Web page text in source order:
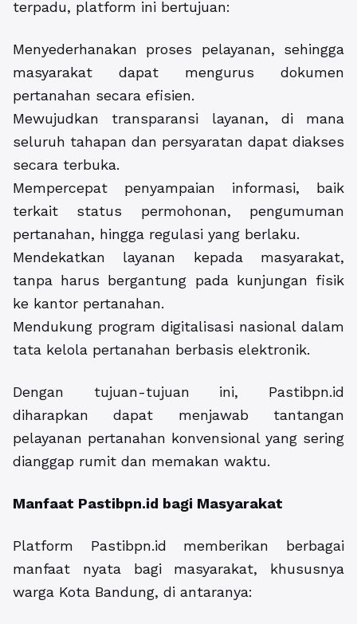
terpadu, platform ini bertujuan:
Menyederhanakan proses pelayanan, sehingga
masyarakat dapat mengurus dokumen
pertanahan secara efisien.
Mewujudkan transparansi layanan, di mana
seluruh tahapan dan persyaratan dapat diakses
secara terbuka.
Mempercepat penyampaian informasi, baik
terkait status permohonan, pengumuman
pertanahan, hingga regulasi yang berlaku.
Mendekatkan layanan kepada masyarakat,
tanpa harus bergantung pada kunjungan fisik
ke kantor pertanahan.
Mendukung program digitalisasi nasional dalam
tata kelola pertanahan berbasis elektronik.
Dengan tujuan-tujuan ini, Pastibpn.id
diharapkan dapat menjawab tantangan
pelayanan pertanahan konvensional yang sering
dianggap rumit dan memakan waktu.
Manfaat Pastibpn.id bagi Masyarakat
Platform Pastibpn.id memberikan berbagai
manfaat nyata bagi masyarakat, khususnya
warga Kota Bandung, di antaranya: